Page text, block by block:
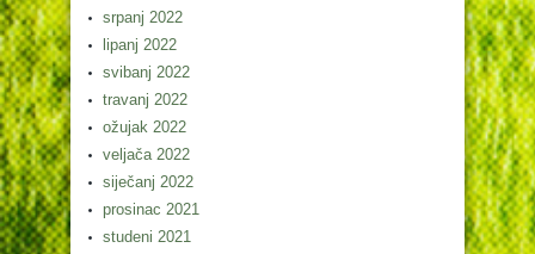
srpanj 2022
lipanj 2022
svibanj 2022
travanj 2022
ožujak 2022
veljača 2022
siječanj 2022
prosinac 2021
studeni 2021